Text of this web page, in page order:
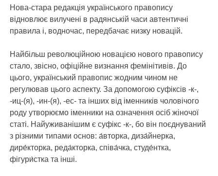
Нова-стара редакція українського правопису
відновлює вилучені в радянській часи автентичні
правила і, водночас, передбачає низку новацій.
Найбільш революційною новацією нового правопису
стало, звісно, офіційне визнання фемінітивів. До
цього, український правопис жодним чином не
регулював цього аспекту. За допомогою суфіксів -к-,
-иц-(я), -ин-(я), -ес- та інших від іменників чоловічого
роду утворюємо іменники на означення осіб жіночої
статі. Найуживанішим є суфікс -к-, бо він поєднуваний
з різними типами основ: а́вторка, диза́йнерка,
дире́кторка, реда́кторка, співа́чка, студе́нтка,
фігури́стка та інші.